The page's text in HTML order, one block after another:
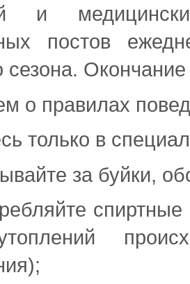
и
постов
сезона.
о правилах
только в
за буйки,